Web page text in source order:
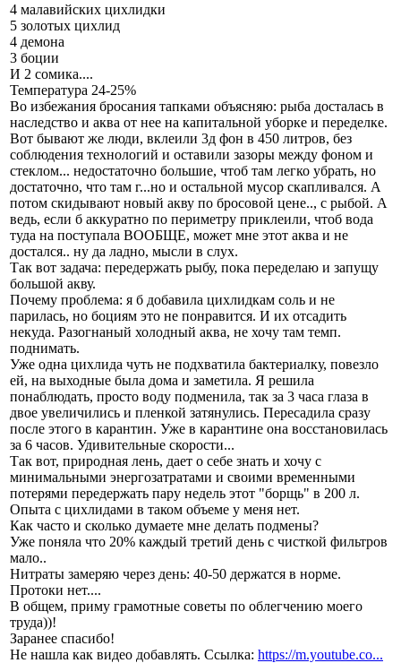
4 малавийских цихлидки
5 золотых цихлид
4 демона
3 боции
И 2 сомика....
Температура 24-25%
Во избежания бросания тапками объясняю: рыба досталась в
наследство и аква от нее на капитальной уборке и переделке.
Вот бывают же люди, вклеили 3д фон в 450 литров, без
соблюдения технологий и оставили зазоры между фоном и
стеклом... недостаточно большие, чтоб там легко убрать, но
достаточно, что там г...но и остальной мусор скапливался. А
потом скидывают новый акву по бросовой цене.., с рыбой. А
ведь, если б аккуратно по периметру приклеили, чтоб вода
туда на поступала ВООБЩЕ, может мне этот аква и не
достался.. ну да ладно, мысли в слух.
Так вот задача: передержать рыбу, пока переделаю и запущу
большой акву.
Почему проблема: я б добавила цихлидкам соль и не
парилась, но боциям это не понравится. И их отсадить
некуда. Разогнаный холодный аква, не хочу там темп.
поднимать.
Уже одна цихлида чуть не подхватила бактериалку, повезло
ей, на выходные была дома и заметила. Я решила
понаблюдать, просто воду подменила, так за 3 часа глаза в
двое увеличились и пленкой затянулись. Пересадила сразу
после этого в карантин. Уже в карантине она восстановилась
за 6 часов. Удивительные скорости...
Так вот, природная лень, дает о себе знать и хочу с
минимальными энергозатратами и своими временными
потерями передержать пару недель этот "борщь" в 200 л.
Опыта с цихлидами в таком объеме у меня нет.
Как часто и сколько думаете мне делать подмены?
Уже поняла что 20% каждый третий день с чисткой фильтров
мало..
Нитраты замеряю через день: 40-50 держатся в норме.
Протоки нет....
В общем, приму грамотные советы по облегчению моего
труда))!
Заранее спасибо!
Не нашла как видео добавлять. Ссылка: https://m.youtube.co...